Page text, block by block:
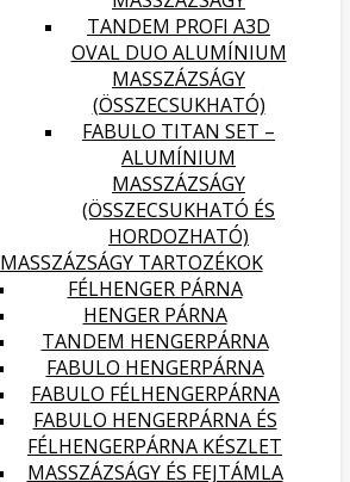
TANDEM PROFI A3D
OVAL DUO ALUMÍNIUM
MASSZÁZSÁGY
(ÖSSZECSUKHATÓ)
FABULO TITAN SET –
ALUMÍNIUM
MASSZÁZSÁGY
(ÖSSZECSUKHATÓ ÉS
HORDOZHATÓ)
MASSZÁZSÁGY TARTOZÉKOK
FÉLHENGER PÁRNA
HENGER PÁRNA
TANDEM HENGERPÁRNA
FABULO HENGERPÁRNA
FABULO FÉLHENGERPÁRNA
FABULO HENGERPÁRNA ÉS
FÉLHENGERPÁRNA KÉSZLET
MASSZÁZSÁGY ÉS FEJTÁMLA